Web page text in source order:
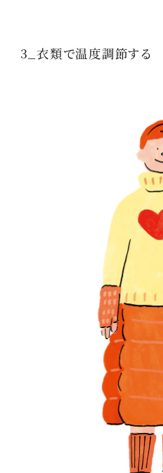
3_衣類で温度調節する